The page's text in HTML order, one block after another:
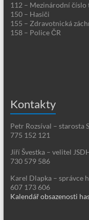
112 – Mezinárodní číslo
150 – Hasiči
155 – Zdravotnická
158 – Police ČR
Kontakty
Petr Rozsíval – starosta
775 152 121
Jiří Švestka – velitel
730 579 586
Karel Dlapka – správce
607 173 606
Kalendář obsazenosti